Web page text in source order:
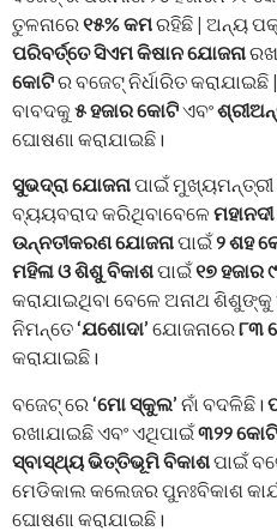
ତୁଳନାରେ ୧୫% କମରହିଛି | ଅନ୍ୟ
ପରିବର୍ତ୍ତେସିଏମ କିଷାନ ଯୋଜନା
କୋଟିର ବଜେଟ୍ ନିର୍ଧାରିତ କରାଯାଇଛି
ବାବଦକୁ୫ ହଜାର କୋଟିଏବଂ
ଘୋଷଣା କରାଯାଇଛି।
ସୁଭଦ୍ରା ଯୋଜନାପାଇଁ ମୁଖ୍ୟମନ୍ତ୍ରୀ
ବ୍ୟୟବରାଦ କରିଥିବାବେଳେ
ଉନ୍ନତୀକରଣ ଯୋଜନାପାଇଁ୨ ଶହ
ମହିଳା ଓ ଶିଶୁ ବିକାଶପାଇଁ୧୭ ହଜାର
କରାଯାଇଥିବା ବେଳେ ଅନାଥ ଶିଶୁଙ୍କୁ
ନିମନ୍ତେ‘ଯଶୋଦା’ ଯୋଜନାରେ ୮୩
କରାଯାଇଛି।
ବଜେଟ୍ ରେ ‘ମୋ ସ୍କୁଲ’ ନାଁ ବଦଳିଛି।
ରଖାଯାଇଛି ଏବଂ ଏଥିପାଇଁ୩୨୨ କୋଟି
ସ୍ବାସ୍ଥ୍ୟ ଭିତ୍ତିଭୂମି ବିକାଶପାଇଁ
ମେଡିକାଲ କଲେଜର ପୁନଃବିକାଶ
ଘୋଷଣା କରାଯାଇଛି।